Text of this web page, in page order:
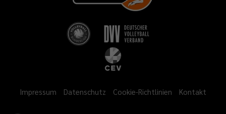
Impressum Datenschutz Cookie-Richtlinien Kontakt